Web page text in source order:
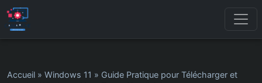
Accueil » Windows 11 » Guide Pratique pour Télécharger et